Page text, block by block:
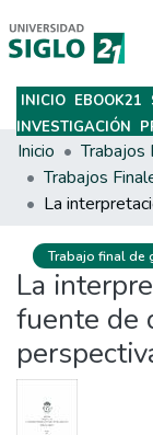
Subir
INICIO EBOOK21
INVESTIGACIÓN
Inicio
Trabajos
Trabajo final de
La
fuente de